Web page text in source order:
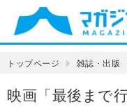
トップページ 雑誌・出版
映画「最後まで